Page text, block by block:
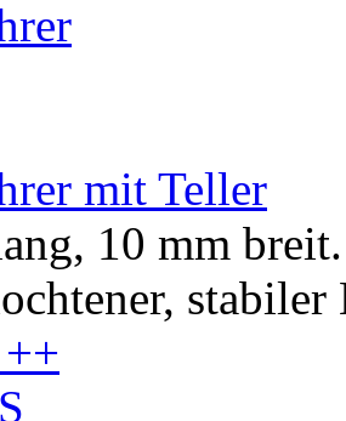
mit Teller
10 mm
stabiler